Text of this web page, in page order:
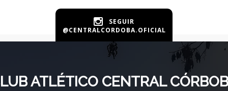
SEGUIR
@CENTRALCORDOBA.OFICIAL
ATLÉTICO CENTRAL